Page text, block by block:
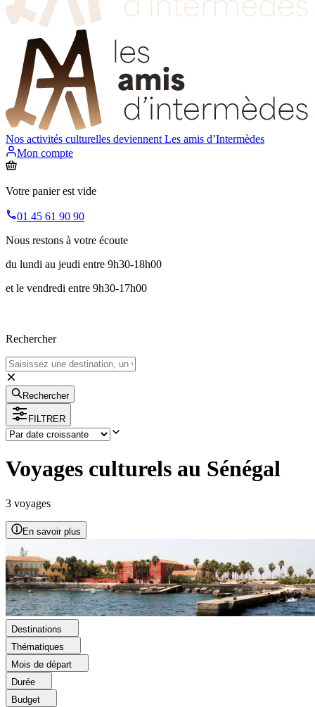
Nos activités culturelles deviennent Les amis d’Intermèdes
Mon compte
Votre panier est vide
01 45 61 90 90
Nous restons à votre écoute
du lundi au jeudi entre 9h30-18h00
et le vendredi entre 9h30-17h00
Rechercher
Rechercher
FILTRER
Voyages culturels au Sénégal
3 voyages
En savoir plus
Destinations
Thématiques
Mois de départ
Durée
Budget